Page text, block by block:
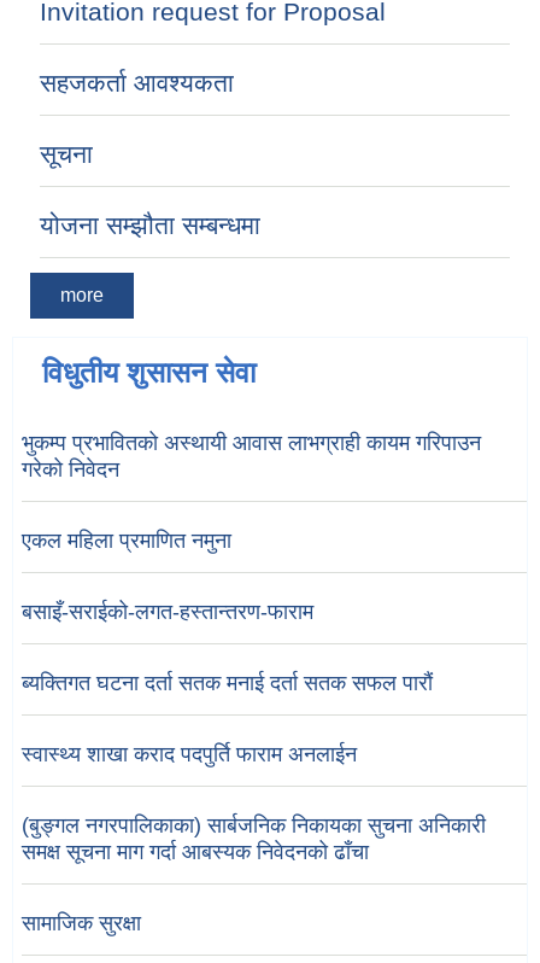
Invitation request for Proposal
सहजकर्ता आवश्यकता
सूचना
योजना सम्झौता सम्बन्धमा
more
विधुतीय शुसासन सेवा
भुकम्प प्रभावितको अस्थायी आवास लाभग्राही कायम गरिपाउन
गरेको निवेदन
एकल महिला प्रमाणित नमुना
बसाइँ-सराईको-लगत-हस्तान्तरण-फाराम
ब्यक्तिगत घटना दर्ता सतक मनाई दर्ता सतक सफल पारौं
स्वास्थ्य शाखा कराद पदपुर्ति फाराम अनलाईन
(बुङ्गल नगरपालिकाका) सार्बजनिक निकायका सुचना अनिकारी
समक्ष सूचना माग गर्दा आबस्यक निवेदनको ढाँचा
सामाजिक सुरक्षा